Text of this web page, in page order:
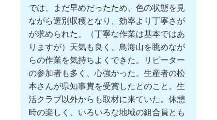
では、まだ早めだったため、色の状態を見
ながら選別収穫となり、効率より丁寧さが
が求められた。（丁寧な作業は基本ではあ
りますが）天気も良く、鳥海山を眺めなが
らの作業を気持ちよくできた。リピーター
の参加者も多く、心強かった。生産者の松
本さんが県知事賞を受賞したとのこと。生
活クラブ以外からも取材に来ていた。休憩
時の楽しく、いろいろな地域の組合員とも